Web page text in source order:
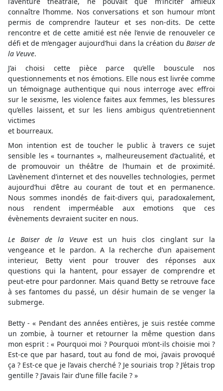
connaître l’homme. Nos conversations et son humour m’ont
permis de comprendre l’auteur et ses non-dits. De cette
rencontre et de cette amitié est née l’envie de renouveler ce
défi et de m’engager aujourd’hui dans la création du Baiser de
la Veuve.
J’ai choisi cette pièce parce qu’elle bouscule nos
questionnements et nos émotions. Elle nous est livrée comme
un témoignage authentique qui nous interroge avec effroi
sur le sexisme, les violence faites aux femmes, les blessures
qu’elles laissent, et sur les liens ambigus qu’entretiennent
victimes
et bourreaux.
Mon intention est de toucher le public à travers ce sujet
sensible les « tournantes », malheureusement d’actualité, et
de promouvoir un théâtre de l’humain et de proximité.
L’avènement d’internet et des nouvelles technologies, permet
aujourd’hui d’être au courant de tout et en permanence.
Nous sommes inondés de fait-divers qui, paradoxalement,
nous rendent imperméable aux emotions que ces
évènements devraient suciter en nous.
Le Baiser de la Veuveest un huis clos cinglant sur la
vengeance et le pardon. A la recherche d’un apaisement
interieur, Betty vient pour trouver des réponses aux
questions qui la hantent, pour essayer de comprendre et
peut-etre pour pardonner. Mais quand Betty se retrouve face
à ses fantomes du passé, un désir humain de se venger la
submerge.
Betty - « Pendant des années entières, je suis restée comme
un zombie, à tourner et retourner la même question dans
mon esprit : « Pourquoi moi ? Pourquoi m’ont-ils choisie moi ?
Est-ce que par hasard, tout au fond de moi, j’avais provoqué
ça ? Est-ce que je l’avais cherché ? Je souriais trop ? J’étais trop
gentille ? J’avais l’air d’une fille facile ? »